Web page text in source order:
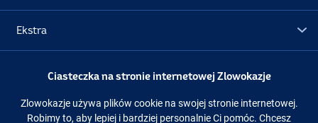
Ekstra
Promocje
Obserwuj nas Facebook Instagram
Ciasteczka na stronie internetowej Zlowokazje
Zlowokazje używa plików cookie na swojej stronie internetowej.
Robimy to, aby lepiej i bardziej personalnie Ci pomóc. Chcesz